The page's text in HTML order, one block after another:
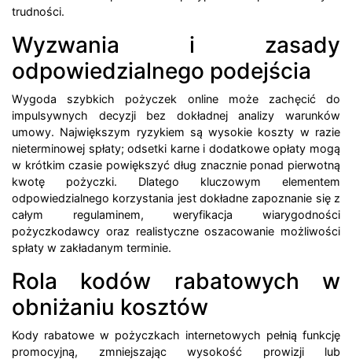
trudności.
Wyzwania i zasady
odpowiedzialnego podejścia
Wygoda szybkich pożyczek online może zachęcić do
impulsywnych decyzji bez dokładnej analizy warunków
umowy. Największym ryzykiem są wysokie koszty w razie
nieterminowej spłaty; odsetki karne i dodatkowe opłaty mogą
w krótkim czasie powiększyć dług znacznie ponad pierwotną
kwotę pożyczki. Dlatego kluczowym elementem
odpowiedzialnego korzystania jest dokładne zapoznanie się z
całym regulaminem, weryfikacja wiarygodności
pożyczkodawcy oraz realistyczne oszacowanie możliwości
spłaty w zakładanym terminie.
Rola kodów rabatowych w
obniżaniu kosztów
Kody rabatowe w pożyczkach internetowych pełnią funkcję
promocyjną, zmniejszając wysokość prowizji lub